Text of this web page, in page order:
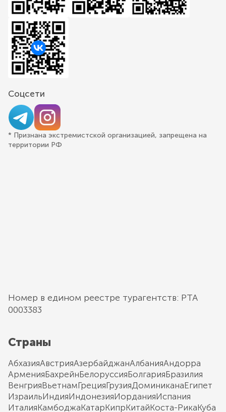
Соцсети
* Признана экстремистской организацией, запрещена на
территории РФ
Номер в едином реестре турагентств: РТА
0003383
Страны
АбхазияАвстрияАзербайджанАлбанияАндорра
АрменияБахрейнБелоруссияБолгарияБразилия
ВенгрияВьетнамГрецияГрузияДоминиканаЕгипет
ИзраильИндияИндонезияИорданияИспания
ИталияКамбоджаКатарКипрКитайКоста-РикаКуба